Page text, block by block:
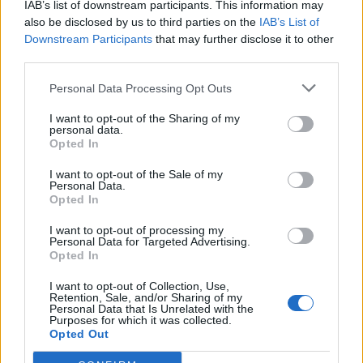
IAB’s list of downstream participants. This information may
also be disclosed by us to third parties on the IAB’s List of
Downstream Participants that may further disclose it to other
Personal Data Processing Opt Outs
I want to opt-out of the Sharing of my
personal data.
Opted In
I want to opt-out of the Sale of my
Personal Data.
Opted In
I want to opt-out of processing my
Personal Data for Targeted Advertising.
Opted In
I want to opt-out of Collection, Use,
Retention, Sale, and/or Sharing of my
Personal Data that Is Unrelated with the
Purposes for which it was collected.
Opted Out
фудбалери на својата генерација.
Мануел Нојер не беше само врвен голман. Тој
ја редефинираше позицијата чувар на мрежата.
голмани не би се осмелиле ни да помислат на
практично го создаде модерниот концепт
„голман-либеро“. Многумина што денес бранат
на највисоко ниво пораснаа обидувајќи се да
бидат како него.
Можеби сите тие нема веднаш да ги завршат
кариерите по Мундијалот. Можеби некои од нив
ќе одиграат уште по некој натпревар за
репрезентацијата или клубот. Но реалноста е
дека се приближува крајот на генерацијата што
ги дефинираше последните 15 или 20 години.
Затоа Светското првенство 2026 ќе има
посебна тежина.